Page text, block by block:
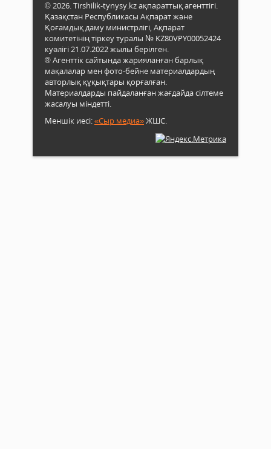
© 2026. Tirshilik-tynysy.kz ақпараттық агенттігі.
Қазақстан Республикасы Ақпарат және
Қоғамдық даму министрлігі, Ақпарат
комитетінің тіркеу туралы № KZ80VPY00052424
куәлігі 21.07.2022 жылы берілген.
® Агенттік сайтында жарияланған барлық
мақалалар мен фото-бейне материалдардың
авторлық құқықтары қорғалған.
Материалдарды пайдаланған жағдайда сілтеме
жасалуы міндетті.
Меншік иесі:«Сыр медиа»ЖШС.